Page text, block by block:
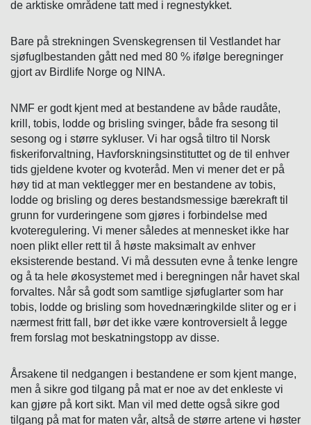
de arktiske områdene tatt med i regnestykket.
Bare på strekningen Svenskegrensen til Vestlandet har
sjøfuglbestanden gått ned med 80 % ifølge beregninger
gjort av Birdlife Norge og NINA.
NMF er godt kjent med at bestandene av både raudåte,
krill, tobis, lodde og brisling svinger, både fra sesong til
sesong og i større sykluser. Vi har også tiltro til Norsk
fiskeriforvaltning, Havforskningsinstituttet og de til enhver
tids gjeldene kvoter og kvoteråd. Men vi mener det er på
høy tid at man vektlegger mer en bestandene av tobis,
lodde og brisling og deres bestandsmessige bærekraft til
grunn for vurderingene som gjøres i forbindelse med
kvoteregulering. Vi mener således at mennesket ikke har
noen plikt eller rett til å høste maksimalt av enhver
eksisterende bestand. Vi må dessuten evne å tenke lengre
og å ta hele økosystemet med i beregningen når havet skal
forvaltes. Når så godt som samtlige sjøfuglarter som har
tobis, lodde og brisling som hovednæringkilde sliter og er i
nærmest fritt fall, bør det ikke være kontroversielt å legge
frem forslag mot beskatningstopp av disse.
Årsakene til nedgangen i bestandene er som kjent mange,
men å sikre god tilgang på mat er noe av det enkleste vi
kan gjøre på kort sikt. Man vil med dette også sikre god
tilgang på mat for maten vår, altså de større artene vi høster